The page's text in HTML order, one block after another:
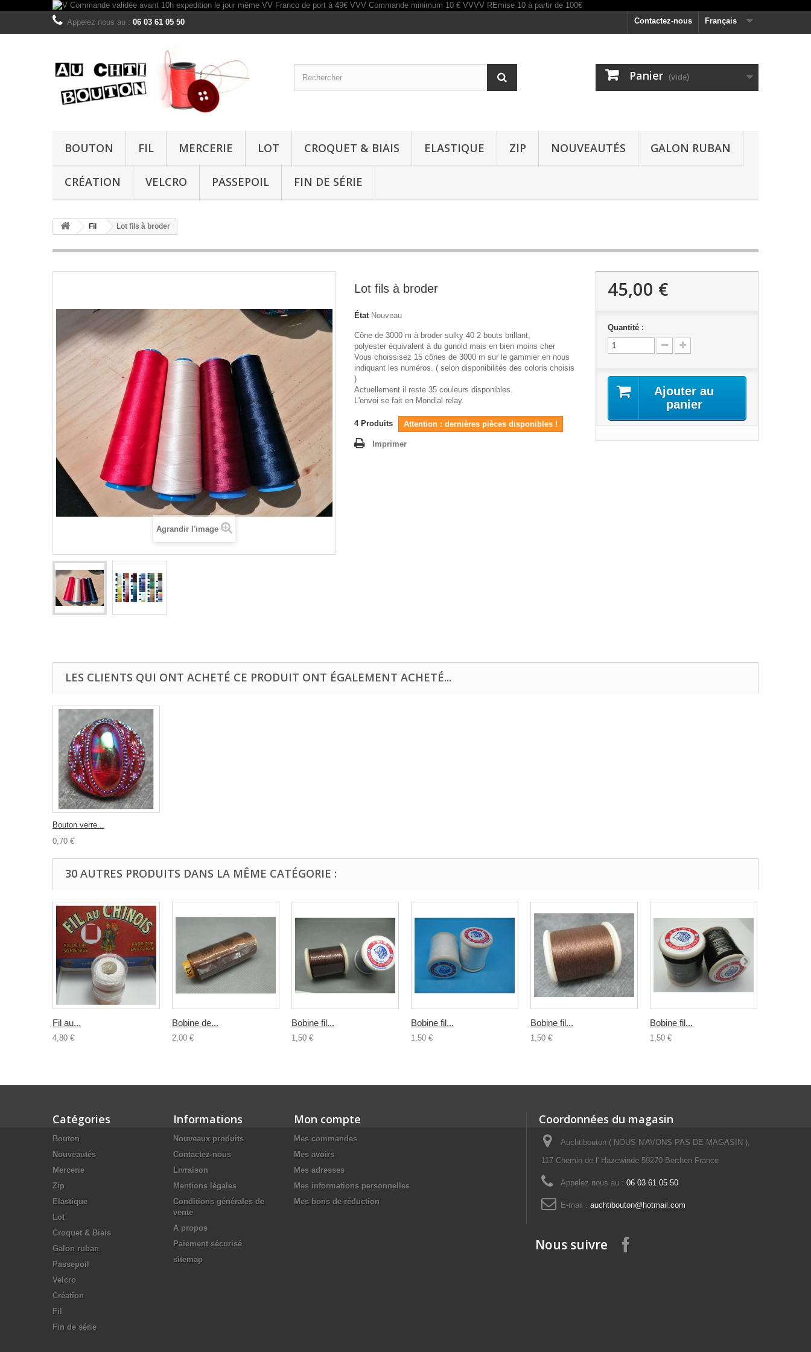
Français
Contactez-nous
Appelez nous au : 06 03 61 05 50
Panier (vide)
BOUTON FIL MERCERIE LOT CROQUET & BIAIS ELASTIQUE ZIP NOUVEAUTÉS GALON RUBAN
CRÉATION VELCRO PASSEPOIL FIN DE SÉRIE
Fil Lot fils à broder
Agrandir l'image
Lot fils à broder
État Nouveau
Cône de 3000 m à broder sulky 40 2 bouts brillant,
polyester équivalent à du gunold mais en bien moins cher
Vous choissisez 15 cônes de 3000 m sur le gammier en nous
indiquant les numéros. ( selon disponibilités des coloris choisis
)
Actuellement il reste 35 couleurs disponibles.
L'envoi se fait en Mondial relay.
4 Produits Attention : dernières pièces disponibles !
Imprimer
45,00 €
Quantité :
Ajouter au
panier
LES CLIENTS QUI ONT ACHETÉ CE PRODUIT ONT ÉGALEMENT ACHETÉ...
Bouton verre...
0,70 €
30 AUTRES PRODUITS DANS LA MÊME CATÉGORIE :
Fil au...
4,80 €
Bobine de...
2,00 €
Bobine fil...
1,50 €
Bobine fil...
1,50 €
Bobine fil...
1,50 €
Bobine fil...
1,50 €
Catégories
Bouton
Nouveautés
Mercerie
Zip
Elastique
Lot
Croquet & Biais
Galon ruban
Passepoil
Velcro
Création
Fil
Fin de série
Informations
Nouveaux produits
Contactez-nous
Livraison
Mentions légales
Conditions générales de
vente
A propos
Paiement sécurisé
sitemap
Mon compte
Mes commandes
Mes avoirs
Mes adresses
Mes informations personnelles
Mes bons de réduction
Coordonnées du magasin
Auchtibouton ( NOUS N'AVONS PAS DE MAGASIN ),
117 Chemin de l' Hazewinde 59270 Berthen France
Appelez nous au : 06 03 61 05 50
E-mail : auchtibouton@hotmail.com
Nous suivre